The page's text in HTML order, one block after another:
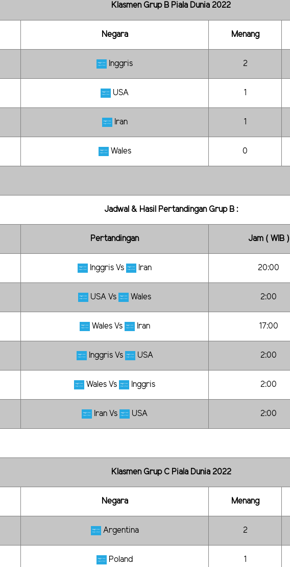
Klasmen Grup B Piala Dunia 2022
Negara Menang
Inggris 2
USA 1
Iran 1
Wales 0
Jadwal & Hasil Pertandingan Grup B :
Pertandingan Jam ( WIB )
Inggris Vs Iran 20:00
USA Vs Wales 2:00
Wales Vs Iran 17:00
Inggris Vs USA 2:00
Wales Vs Inggris 2:00
Iran Vs USA 2:00
Klasmen Grup C Piala Dunia 2022
Negara Menang
Argentina 2
Poland 1